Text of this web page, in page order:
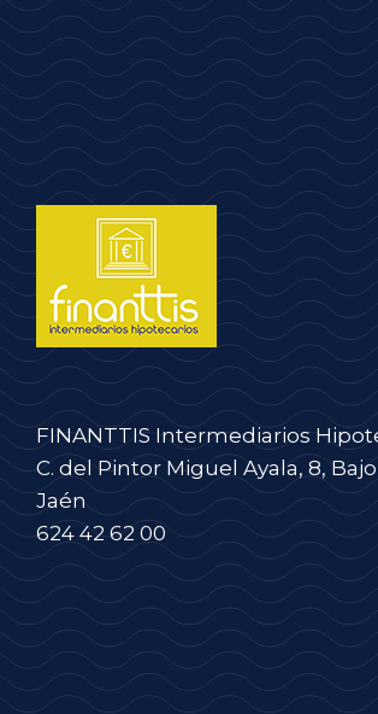
FINANTTIS Intermediarios
C. del Pintor Miguel Ayala, 8,
Jaén
624 42 62 00